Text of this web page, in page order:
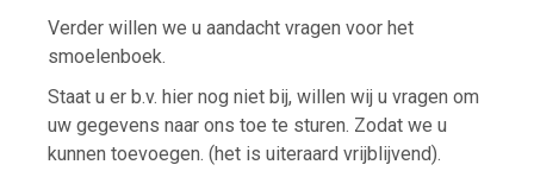
Verder willen we u aandacht vragen voor het
smoelenboek.
Staat u er b.v. hier nog niet bij, willen wij u vragen om
uw gegevens naar ons toe te sturen. Zodat we u
kunnen toevoegen. (het is uiteraard vrijblijvend).